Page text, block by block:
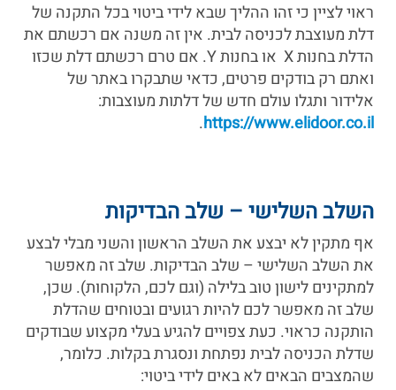
ראוי לציין כי זהו ההליך שבא לידי ביטוי בכל התקנה של
דלת מעוצבת לכניסה לבית. אין זה משנה אם רכשתם את
הדלת בחנות X או בחנות Y. אם טרם רכשתם דלת שכזו
ואתם רק בודקים פרטים, כדאי שתבקרו באתר של
אלידור ותגלו עולם חדש של דלתות מעוצבות:
https://www.elidoor.co.il
.
השלב השלישי – שלב הבדיקות
אף מתקין לא יבצע את השלב הראשון והשני מבלי לבצע
את השלב השלישי – שלב הבדיקות. שלב זה מאפשר
למתקינים לישון טוב בלילה (וגם לכם, הלקוחות). שכן,
שלב זה מאפשר לכם להיות רגועים ובטוחים שהדלת
הותקנה כראוי. כעת צפויים להגיע בעלי מקצוע שבודקים
שדלת הכניסה לבית נפתחת ונסגרת בקלות. כלומר,
שהמצבים הבאים לא באים לידי ביטוי: